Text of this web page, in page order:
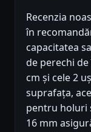
Recenzia
în
capacitatea
de perechi
cm și cele 2
suprafața,
pentru holuri
16 mm